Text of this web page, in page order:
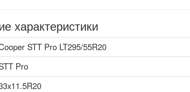
характеристики
STT Pro LT295/55R20
Pro